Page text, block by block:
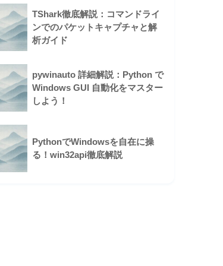
TShark徹底解説：コマンドライ
ンでのパケットキャプチャと解
析ガイド
pywinauto 詳細解説：Python で
Windows GUI 自動化をマスター
しよう！
PythonでWindowsを自在に操
る！win32api徹底解説